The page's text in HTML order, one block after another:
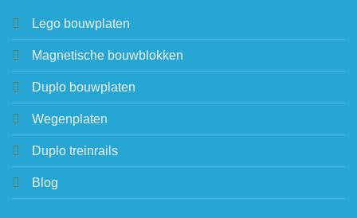
Lego bouwplaten
Magnetische bouwblokken
Duplo bouwplaten
Wegenplaten
Duplo treinrails
Blog